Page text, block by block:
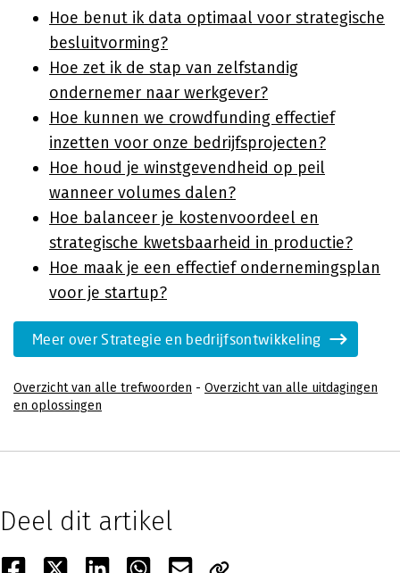
Hoe benut ik data optimaal voor strategische
besluitvorming?
Hoe zet ik de stap van zelfstandig
ondernemer naar werkgever?
Hoe kunnen we crowdfunding effectief
inzetten voor onze bedrijfsprojecten?
Hoe houd je winstgevendheid op peil
wanneer volumes dalen?
Hoe balanceer je kostenvoordeel en
strategische kwetsbaarheid in productie?
Hoe maak je een effectief ondernemingsplan
voor je startup?
Meer over Strategie en bedrijfsontwikkeling
Overzicht van alle trefwoorden - Overzicht van alle uitdagingen
en oplossingen
Deel dit artikel